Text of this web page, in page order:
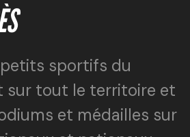
petits sportifs du
sur tout le territoire et
et médailles sur